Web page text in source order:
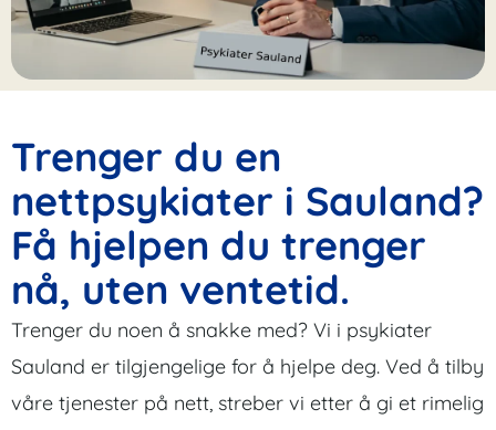
Trenger du en
nettpsykiater i Sauland?
Få hjelpen du trenger
nå, uten ventetid.
Trenger du noen å snakke med? Vi i psykiater
Sauland er tilgjengelige for å hjelpe deg. Ved å tilby
våre tjenester på nett, streber vi etter å gi et rimelig